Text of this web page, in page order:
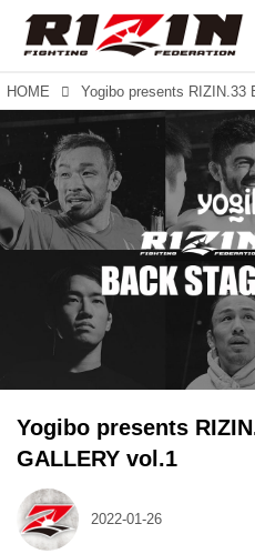
HOME
Yogibo presents
GALLERY vol.1
2022-01-26